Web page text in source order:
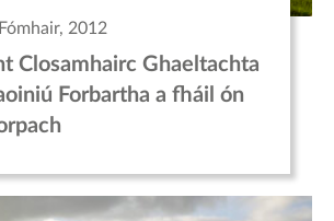
2012
Closamhairc Ghaeltachta
Forbartha a fháil ón